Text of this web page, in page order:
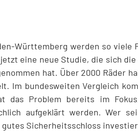
Württemberg werden so viele
eine neue Studie, die sich
hat. Über 2000 Räder
Im bundesweiten Vergleich
das Problem bereits im
aufgeklärt werden. Wer
Sicherheitsschloss